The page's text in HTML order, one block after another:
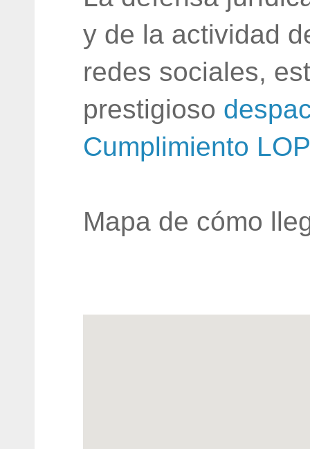
y de la actividad
redes sociales,
prestigioso
Cumplimiento
Mapa de cómo